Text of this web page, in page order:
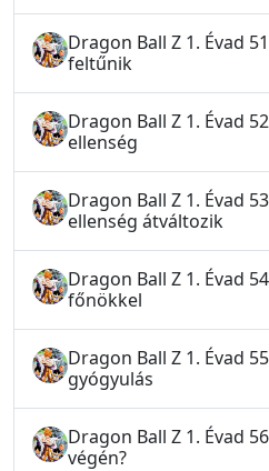
Dragon Ball Z 1. Évad
feltűnik
Dragon Ball Z 1. Évad
ellenség
Dragon Ball Z 1. Évad
ellenség átváltozik
Dragon Ball Z 1. Évad
főnökkel
Dragon Ball Z 1. Évad
gyógyulás
Dragon Ball Z 1. Évad
végén?